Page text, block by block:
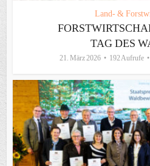
Land- &
TAG DES
21. März 2026 192 Aufrufe